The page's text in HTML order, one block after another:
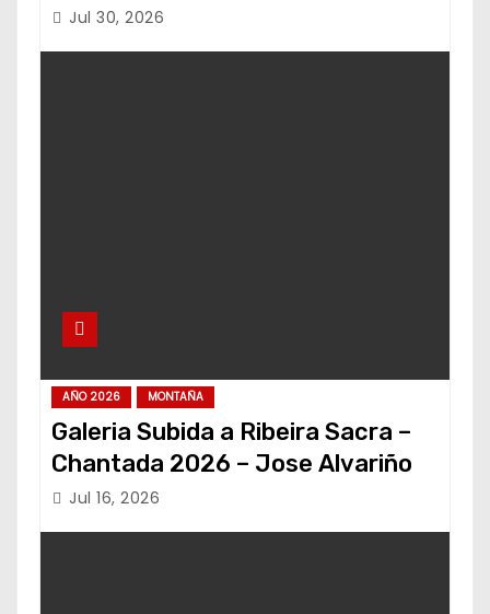
Jul 30, 2026
AÑO 2026 MONTAÑA
Galeria Subida a Ribeira Sacra –
Chantada 2026 – Jose Alvariño
Jul 16, 2026